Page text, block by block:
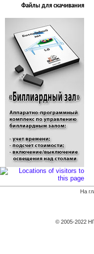
Файлы для скачивания
На
© 2005-2022